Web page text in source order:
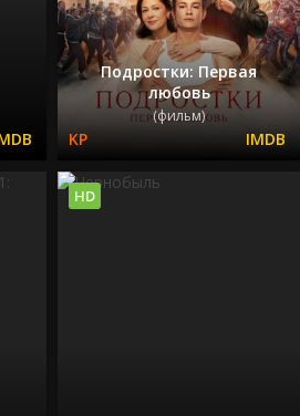
Подростки: Первая
любовь
(фильм)
HD